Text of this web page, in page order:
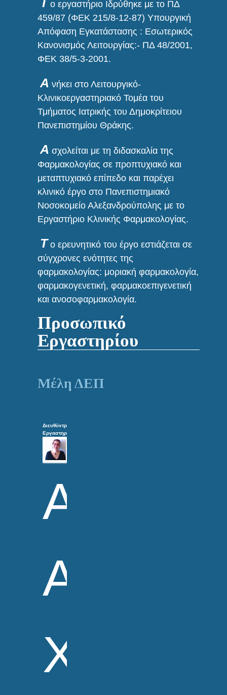
ο εργαστήριο Ιδρύθηκε με το ΠΔ
459/87 (ΦΕΚ 215/8-12-87) Υπουργική
Απόφαση Εγκατάστασης : Εσωτερικός
Κανονισμός Λειτουργίας:- ΠΔ 48/2001,
ΦΕΚ 38/5-3-2001.
A νήκει στο Λειτουργικό-
Κλινικοεργαστηριακό Τομέα του
Τμήματος Ιατρικής του Δημοκρίτειου
Πανεπιστημίου Θράκης.
Α σχολείται με τη διδασκαλία της
Φαρμακολογίας σε προπτυχιακό και
μεταπτυχιακό επίπεδο και παρέχει
κλινικό έργο στο Πανεπιστημιακό
Νοσοκομείο Αλεξανδρούπολης με το
Εργαστήριο Κλινικής Φαρμακολογίας.
Τ ο ερευνητικό του έργο εστιάζεται σε
σύγχρονες ενότητες της
φαρμακολογίας: μοριακή φαρμακολογία,
φαρμακογενετική, φαρμακοεπιγενετική
και ανοσοφαρμακολογία.
Προσωπικό
Εργαστηρίου
Μέλη ΔΕΠ
Διευθύντρια
Εργαστηρίου